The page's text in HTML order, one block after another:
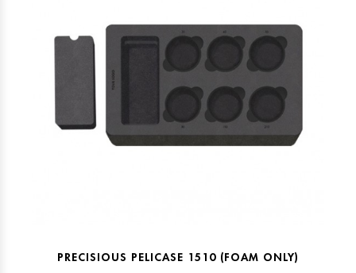
PRECISIOUS PELICASE 1510 (FOAM ONLY)